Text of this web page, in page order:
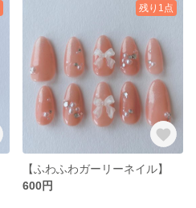
残り1点
【ふわふわガーリーネイル】
600円